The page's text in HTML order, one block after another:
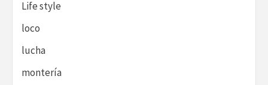
Life style
loco
lucha
montería